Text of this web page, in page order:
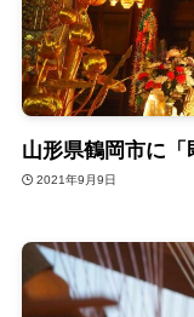
山形県鶴岡市に
2021年9月9日